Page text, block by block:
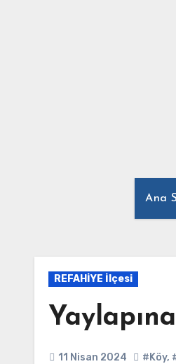
Ana
REFAHİYE İlçesi
11 Nisan 2024 #Köy,